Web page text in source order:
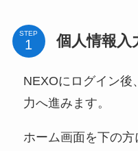
STEP 個人情報入
NEXOにログイン後
力へ進みます。
ホーム画面を下の